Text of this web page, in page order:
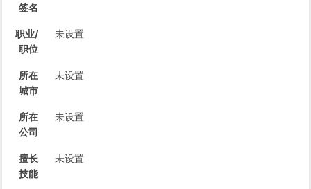
签名
职业/
职位
未设置
所在
城市
未设置
所在
公司
未设置
擅长
技能
未设置